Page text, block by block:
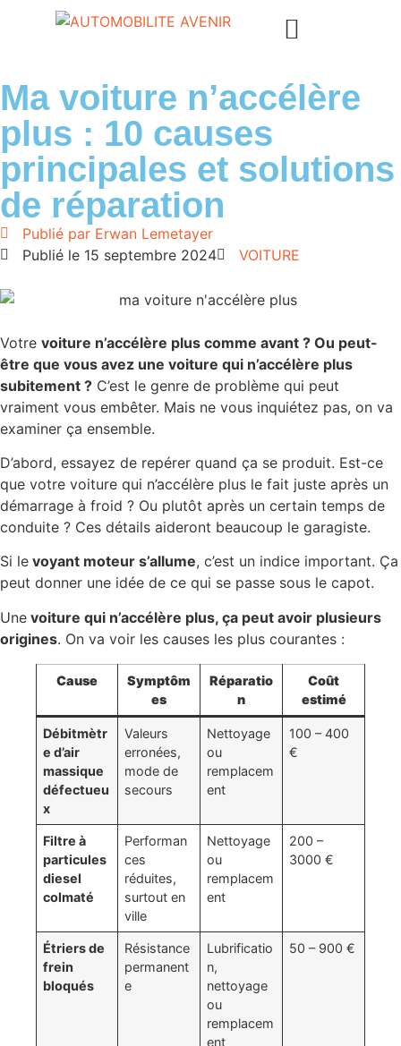
Ma voiture n’accélère
plus : 10 causes
principales et solutions
de réparation
Publié par Erwan Lemetayer
Publié le 15 septembre 2024 VOITURE
Votre voiture n’accélère plus comme avant ? Ou peut-
être que vous avez une voiture qui n’accélère plus
subitement ? C’est le genre de problème qui peut
vraiment vous embêter. Mais ne vous inquiétez pas, on va
examiner ça ensemble.
D’abord, essayez de repérer quand ça se produit. Est-ce
que votre voiture qui n’accélère plus le fait juste après un
démarrage à froid ? Ou plutôt après un certain temps de
conduite ? Ces détails aideront beaucoup le garagiste.
Si le voyant moteur s’allume, c’est un indice important. Ça
peut donner une idée de ce qui se passe sous le capot.
Une voiture qui n’accélère plus, ça peut avoir plusieurs
origines. On va voir les causes les plus courantes :
Cause
Symptôm
es
Réparatio
n
Coût
estimé
Débitmètr
e d’air
massique
défectueu
x
Valeurs
erronées,
mode de
secours
Nettoyage
ou
remplacem
ent
100 – 400
€
Filtre à
particules
diesel
colmaté
Performan
ces
réduites,
surtout en
ville
Nettoyage
ou
remplacem
ent
200 –
3000 €
Étriers de
frein
bloqués
Résistance
permanent
e
Lubrificatio
n,
nettoyage
ou
remplacem
ent
50 – 900 €